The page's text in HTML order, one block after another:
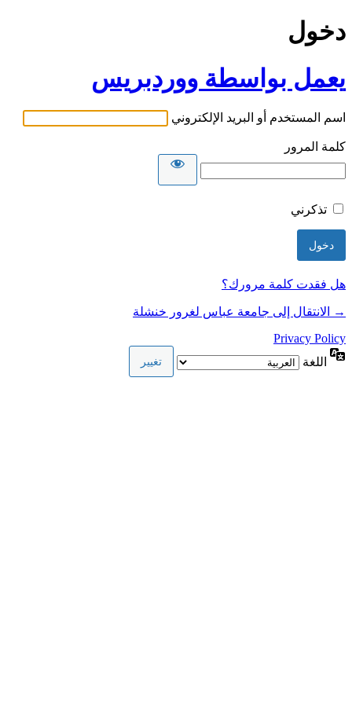
دخول
يعمل بواسطة ووردبريس
اسم المستخدم أو البريد الإلكتروني
كلمة المرور
تذكرني
هل فقدت كلمة مرورك؟
→ الانتقال إلى جامعة عباس لغرور خنشلة
Privacy Policy
اللغة